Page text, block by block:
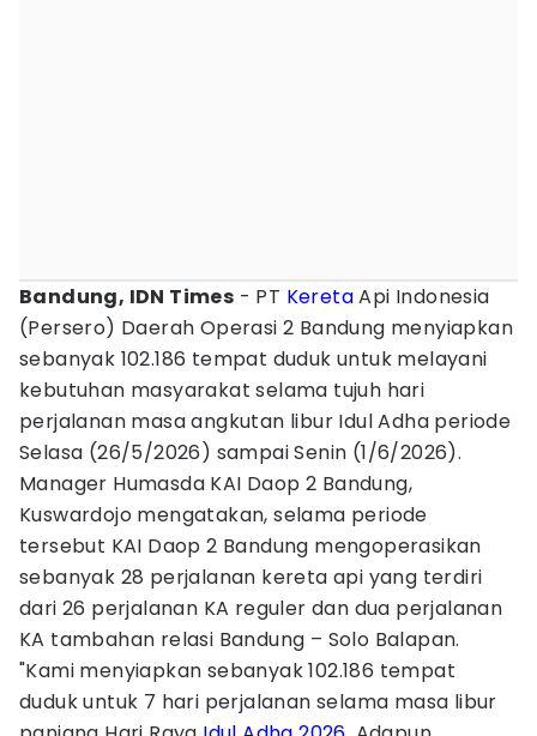
Bandung, IDN Times - PT KeretaApi Indonesia
(Persero) Daerah Operasi 2 Bandung menyiapkan
sebanyak 102.186 tempat duduk untuk melayani
kebutuhan masyarakat selama tujuh hari
perjalanan masa angkutan libur Idul Adha periode
Selasa (26/5/2026) sampai Senin (1/6/2026).
Manager Humasda KAI Daop 2 Bandung,
Kuswardojo mengatakan, selama periode
tersebut KAI Daop 2 Bandung mengoperasikan
sebanyak 28 perjalanan kereta api yang terdiri
dari 26 perjalanan KA reguler dan dua perjalanan
KA tambahan relasi Bandung – Solo Balapan.
"Kami menyiapkan sebanyak 102.186 tempat
duduk untuk 7 hari perjalanan selama masa libur